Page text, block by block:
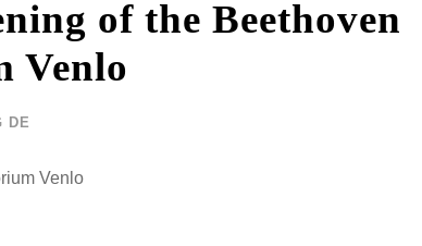
of the Beethoven
Venlo
DE
Venlo